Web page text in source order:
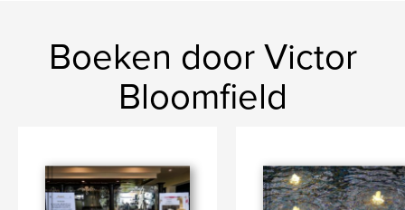
Boeken door Victor
Bloomfield